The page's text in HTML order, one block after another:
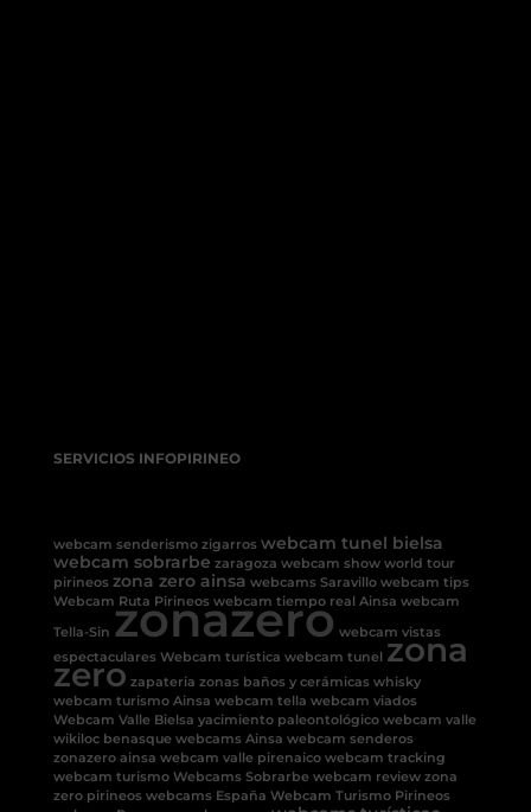
SERVICIOS INFOPIRINEO
webcam senderismo zigarros webcam tunel bielsa
webcam sobrarbe zaragoza webcam show world tour
pirineos zona zero ainsa webcams Saravillo webcam tips
Webcam Ruta Pirineos webcam tiempo real Ainsa webcam
Tella-Sin zonazero webcam vistas
espectaculares Webcam turística webcam tunel zona
zero zapateria zonas baños y cerámicas whisky
webcam turismo Ainsa webcam tella webcam viados
Webcam Valle Bielsa yacimiento paleontológico webcam valle
wikiloc benasque webcams Ainsa webcam senderos
zonazero ainsa webcam valle pirenaico webcam tracking
webcam turismo Webcams Sobrarbe webcam review zona
zero pirineos webcams España Webcam Turismo Pirineos